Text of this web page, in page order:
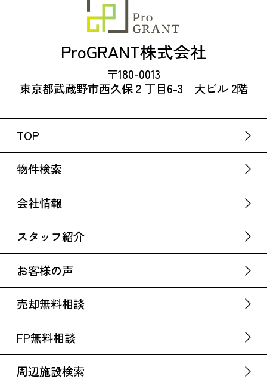
ProGRANT株式会社
〒180-0013
東京都武蔵野市西久保２丁目6-3 大ビル 2階
TOP
物件検索
会社情報
スタッフ紹介
お客様の声
売却無料相談
FP無料相談
周辺施設検索